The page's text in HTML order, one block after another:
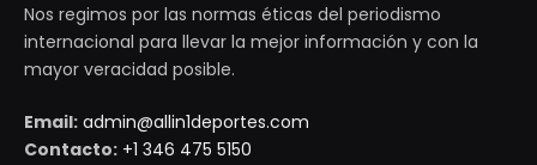
Nos regimos por las normas éticas del periodismo
internacional para llevar la mejor información y con la
mayor veracidad posible.
Email: admin@allin1deportes.com
Contacto: +1 346 475 5150